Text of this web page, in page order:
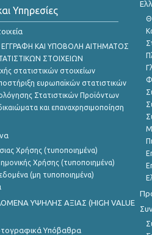
Υπηρεσίες
ΕΓΓΡΑΦΗ ΚΑΙ ΥΠΟΒΟΛΗ ΑΙΤΗΜΑΤΟΣ
ΣΤΟΙΧΕΙΩΝ
στατιστικών στοιχείων
ευρωπαϊκών στατιστικών
Στατιστικών Προϊόντων
και επαναχρησιμοποίηση
Χρήσης (τυποποιημένα)
Χρήσης (τυποποιημένα)
(μη τυποποιημένα)
ΥΨΗΛΗΣ ΑΞΙΑΣ (HIGH VALUE
Υπόβαθρα